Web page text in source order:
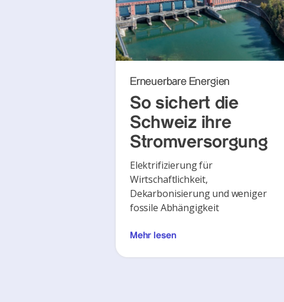
Erneuerbare Energien
So sichert die
Schweiz ihre
Stromversorgung
Elektrifizierung für
Wirtschaftlichkeit,
Dekarbonisierung und weniger
fossile Abhängigkeit
Mehr lesen